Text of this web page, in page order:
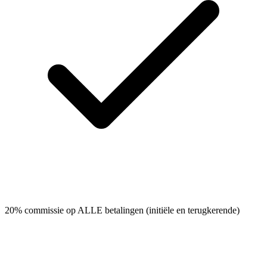
20% commissie op ALLE betalingen (initiële en terugkerende)